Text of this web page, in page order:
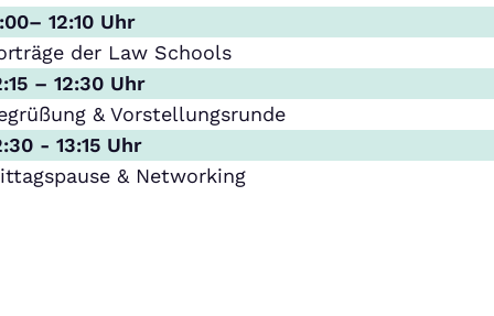
12:10 Uhr
der Law Schools
– 12:30 Uhr
& Vorstellungsrunde
- 13:15 Uhr
& Networking